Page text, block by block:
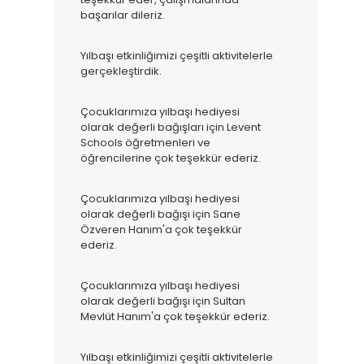
başarılar dileriz.
Yılbaşı etkinliğimizi çeşitli aktivitelerle
gerçekleştirdik.
Çocuklarımıza yılbaşı hediyesi
olarak değerli bağışları için Levent
Schools öğretmenleri ve
öğrencilerine çok teşekkür ederiz.
Çocuklarımıza yılbaşı hediyesi
olarak değerli bağışı için Sane
Özveren Hanım'a çok teşekkür
ederiz.
Çocuklarımıza yılbaşı hediyesi
olarak değerli bağışı için Sultan
Mevlüt Hanım'a çok teşekkür ederiz.
Yılbaşı etkinliğimizi çeşitli aktivitelerle